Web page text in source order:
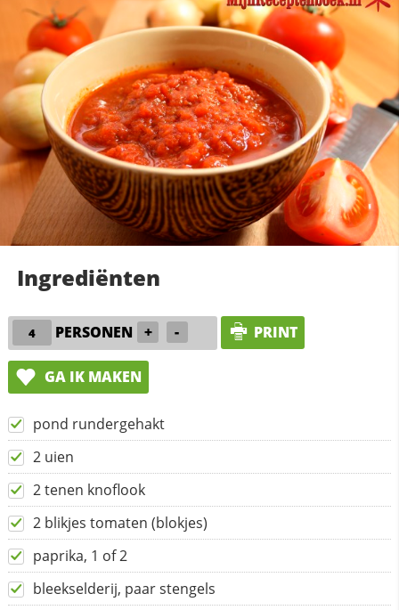
Ingrediënten
PERSONEN + - PRINT
GA IK MAKEN
pond rundergehakt
2 uien
2 tenen knoflook
2 blikjes tomaten (blokjes)
paprika, 1 of 2
bleekselderij, paar stengels